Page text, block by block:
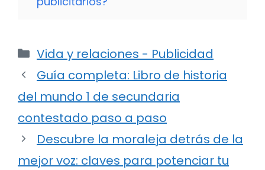
Categorías
Vida y relaciones - Publicidad
Guía completa: Libro de historia
del mundo 1 de secundaria
contestado paso a paso
Descubre la moraleja detrás de la
mejor voz: claves para potenciar tu